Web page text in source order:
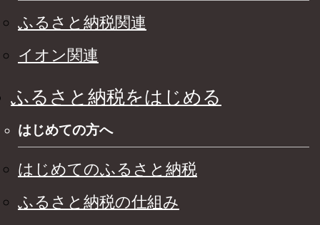
ふるさと納税関連
イオン関連
ふるさと納税をはじめる
はじめての方へ
はじめてのふるさと納税
ふるさと納税の仕組み